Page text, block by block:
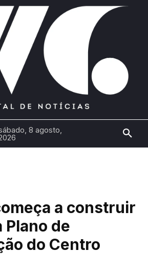
8 agosto,
a construir
Plano de
do Centro